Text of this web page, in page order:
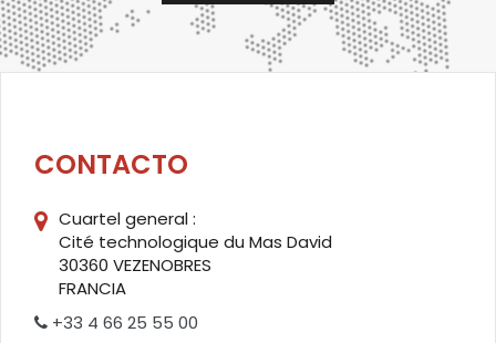
CONTACTO
Cuartel general :
Cité technologique du Mas David
30360 VEZENOBRES
FRANCIA
+33 4 66 25 55 00